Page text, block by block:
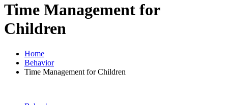
Time Management for
Children
Home
Behavior
Time Management for Children